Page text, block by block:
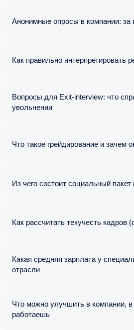
Анонимные опросы в компании: за
Как правильно интерпретировать
Вопросы для Exit-interview: что
увольнении
Что такое грейдирование и зачем
Из чего состоит социальный пакет
Как рассчитать текучесть кадров
Какая средняя зарплата у
отрасли
Что можно улучшить в компании, в
работаешь